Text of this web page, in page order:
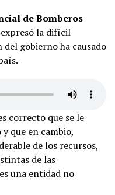
de Bomberos
la difícil
gobierno ha causado
correcto que se le
que en cambio,
de los recursos,
de las
una entidad no